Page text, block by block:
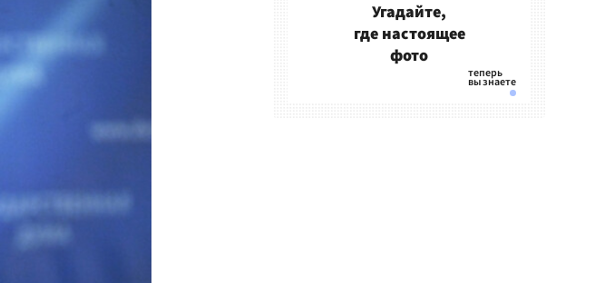
Угадайте,
где настоящее
фото